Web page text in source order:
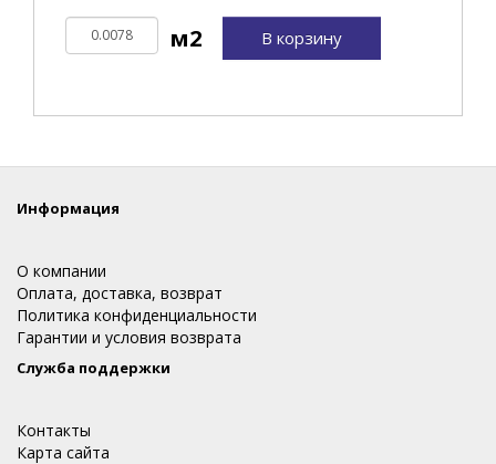
В корзину
Информация
О компании
Оплата, доставка, возврат
Политика конфиденциальности
Гарантии и условия возврата
Служба поддержки
Контакты
Карта сайта